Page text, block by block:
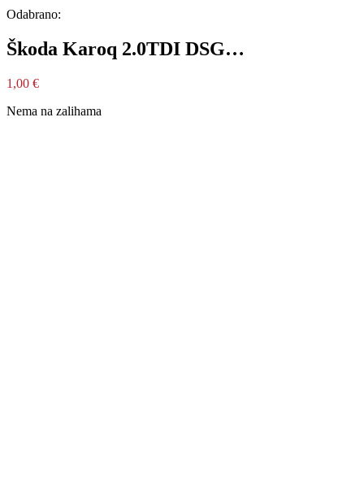
Odabrano:
Škoda Karoq 2.0TDI DSG…
1,00 €
Nema na zalihama